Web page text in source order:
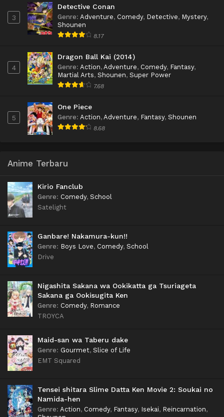
3
Detective Conan
Genre: Adventure, Comedy, Detective, Mystery,
Shounen
8.17
4
Dragon Ball Kai (2014)
Genre: Action, Adventure, Comedy, Fantasy,
Martial Arts, Shounen, Super Power
7.68
5
One Piece
Genre: Action, Adventure, Fantasy, Shounen
8.68
Anime Terbaru
Kirio Fanclub
Genre: Comedy, School
Satelight
Ganbare! Nakamura-kun!!
Genre: Boys Love, Comedy, School
Drive
Nigashita Sakana wa Ookikatta ga Tsuriageta
Sakana ga Ookisugita Ken
Genre: Comedy, Romance
TROYCA
Maid-san wa Taberu dake
Genre: Gourmet, Slice of Life
EMT Squared
Tensei shitara Slime Datta Ken Movie 2: Soukai no
Namida-hen
Genre: Action, Comedy, Fantasy, Isekai, Reincarnation,